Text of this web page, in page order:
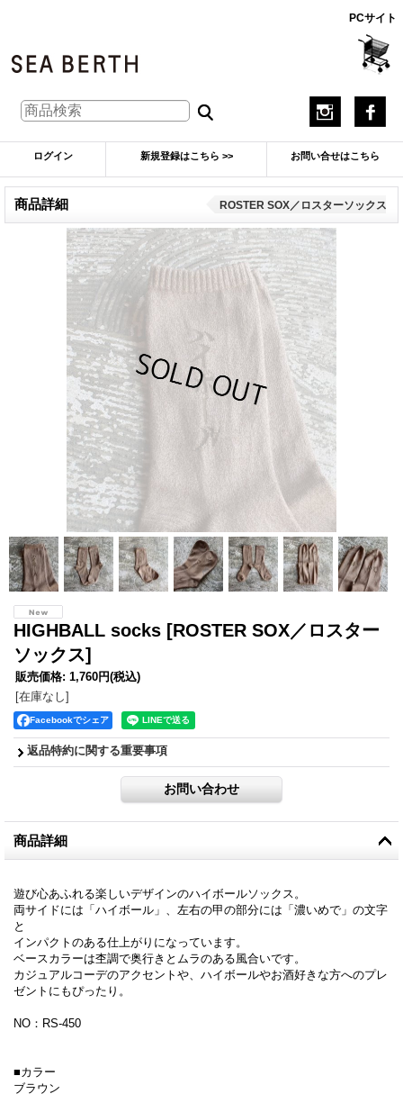
PCサイト
ログイン 新規登録はこちら >> お問い合せはこちら
商品詳細 ROSTER SOX／ロスターソックス
HIGHBALL socks [ROSTER SOX／ロスター
ソックス]
販売価格: 1,760円(税込)
[在庫なし]
Facebookでシェア
返品特約に関する重要事項
商品詳細
遊び心あふれる楽しいデザインのハイボールソックス。
両サイドには「ハイボール」、左右の甲の部分には「濃いめで」の文字
と
インパクトのある仕上がりになっています。
ベースカラーは杢調で奥行きとムラのある風合いです。
カジュアルコーデのアクセントや、ハイボールやお酒好きな方へのプレ
ゼントにもぴったり。
NO：RS-450
■カラー
ブラウン